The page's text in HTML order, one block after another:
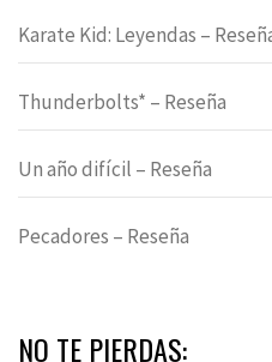
Karate Kid: Leyendas –
Thunderbolts* – Reseña
Un año difícil – Reseña
Pecadores – Reseña
NO TE PIERDAS: